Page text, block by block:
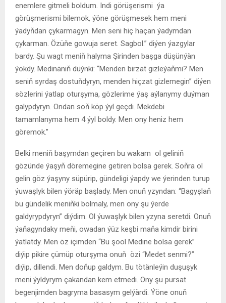
enemlere gitmeli boldum. Indi görüşerismi ýa
görüşmerismi bilemok, ýöne görüşmesek hem meni
ýadyňdan çykarmagyn. Men seni hiç haçan ýadymdan
çykarman. Özüňe gowuja seret. Sagbol.” diýen ýazgylar
bardy. Şu wagt meniň halyma Şirinden başga düşünýän
ýokdy. Medinäniň düýnki: “Menden birzat gizleýäňmi? Men
seniň syrdaş dostuňdyryn, menden hiçzat gizlemegin” diýen
sözlerini ýatlap oturşyma, gözlerime ýaş aýlanymy duýman
galypdyryn. Ondan soň köp ýyl geçdi. Mekdebi
tamamlanyma hem 4 ýyl boldy. Men ony heniz hem
göremok.”
Belki meniň başymdan geçiren bu wakam ol geliniň
gözünde ýaşyň döremegine getiren bolsa gerek. Soňra ol
gelin göz ýaşyny süpürip, gündeligi ýapdy we ýerinden turup
ýuwaşlyk bilen ýöräp başlady. Men onuň yzyndan: “Bagyşlaň
bu gündelik meniňki bolmaly, men ony şu ýerde
galdyrypdyryn” diýdim. Ol ýuwaşlyk bilen yzyna seretdi. Onuň
ýaňagyndaky meňi, owadan ýüz keşbi maňa kimdir birini
ýatlatdy. Men öz içimden “Bu şool Medine bolsa gerek”
diýip pikire çümüp oturşyma onuň özi “Medet senmi?”
diýip, dillendi. Men doňup galdym. Bu tötänleýin duşuşyk
meni ýyldyrym çakandan kem etmedi. Ony şu pursat
begenjimden bagryma basasym gelýärdi. Ýöne onuň